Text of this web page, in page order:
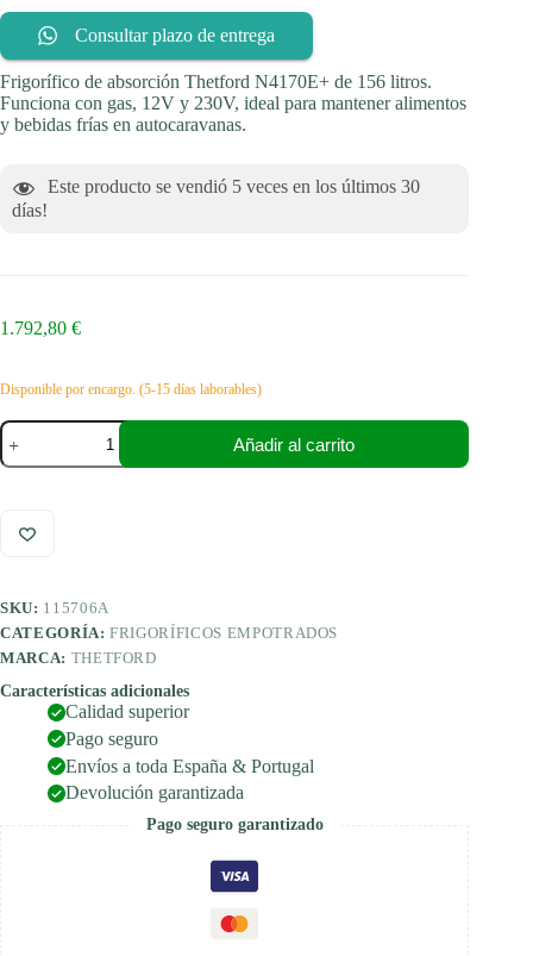
Consultar plazo de entrega
Frigorífico de absorción Thetford N4170E+ de 156 litros.
Funciona con gas, 12V y 230V, ideal para mantener alimentos
y bebidas frías en autocaravanas.
Este producto se vendió 5 veces en los últimos 30
días!
1.792,80 €
Disponible por encargo. (5-15 días laborables)
Thetford
N4170E+
Frigorífico
absorción
cantidad
Añadir al carrito
SKU: 115706A
CATEGORÍA:FRIGORÍFICOS EMPOTRADOS
MARCA: THETFORD
Características adicionales
Calidad superior
Pago seguro
Envíos a toda España & Portugal
Devolución garantizada
Pago seguro garantizado